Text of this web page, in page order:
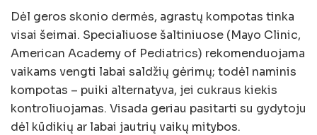
Dėl geros skonio dermės, agrastų kompotas tinka
visai šeimai. Specialiuose šaltiniuose (Mayo Clinic,
American Academy of Pediatrics) rekomenduojama
vaikams vengti labai saldžių gėrimų; todėl naminis
kompotas – puiki alternatyva, jei cukraus kiekis
kontroliuojamas. Visada geriau pasitarti su gydytoju
dėl kūdikių ar labai jautrių vaikų mitybos.